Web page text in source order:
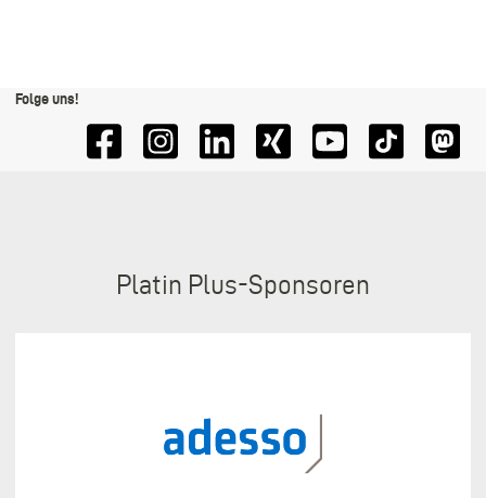
Folge uns!
Platin Plus